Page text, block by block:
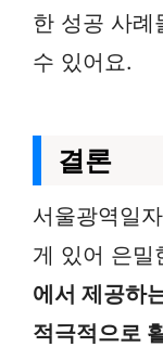
한 성공 사례
수 있어요.
결론
서울광역일
게 있어 은밀
에서 제공하
적극적으로